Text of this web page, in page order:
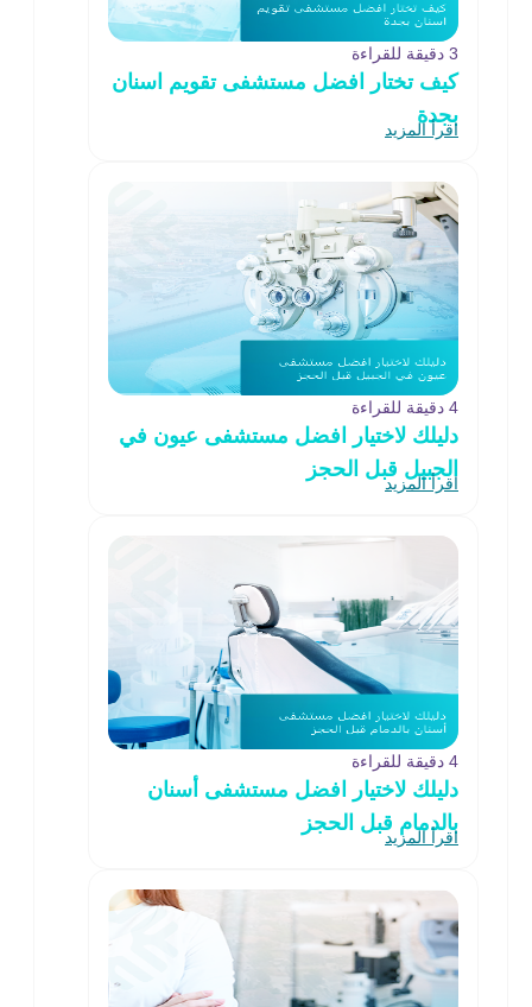
3 دقيقة للقراءة
كيف تختار افضل مستشفى تقويم اسنان
بجدة
اقرأ المزيد
4 دقيقة للقراءة
دليلك لاختيار افضل مستشفى عيون في
الجبيل قبل الحجز
اقرأ المزيد
4 دقيقة للقراءة
دليلك لاختيار افضل مستشفى أسنان
بالدمام قبل الحجز
اقرأ المزيد